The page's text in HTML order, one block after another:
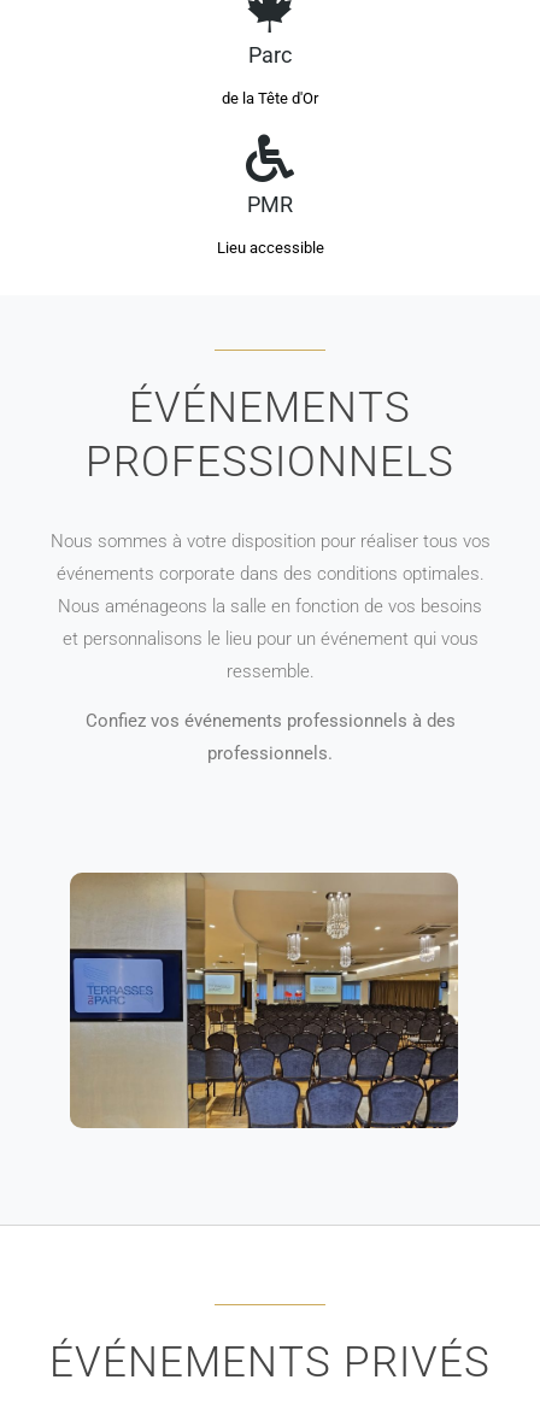
Parc
de la Tête d'Or
PMR
Lieu accessible
ÉVÉNEMENTS
PROFESSIONNELS
Nous sommes à votre disposition pour réaliser tous vos
événements corporate dans des conditions optimales.
Nous aménageons la salle en fonction de vos besoins
et personnalisons le lieu pour un événement qui vous
ressemble.
Confiez vos événements professionnels à des
professionnels.
ÉVÉNEMENTS PRIVÉS